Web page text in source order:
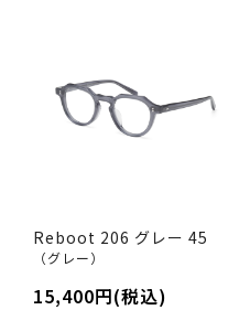
Reboot 206 グレー 45
（グレー）
15,400円(税込)